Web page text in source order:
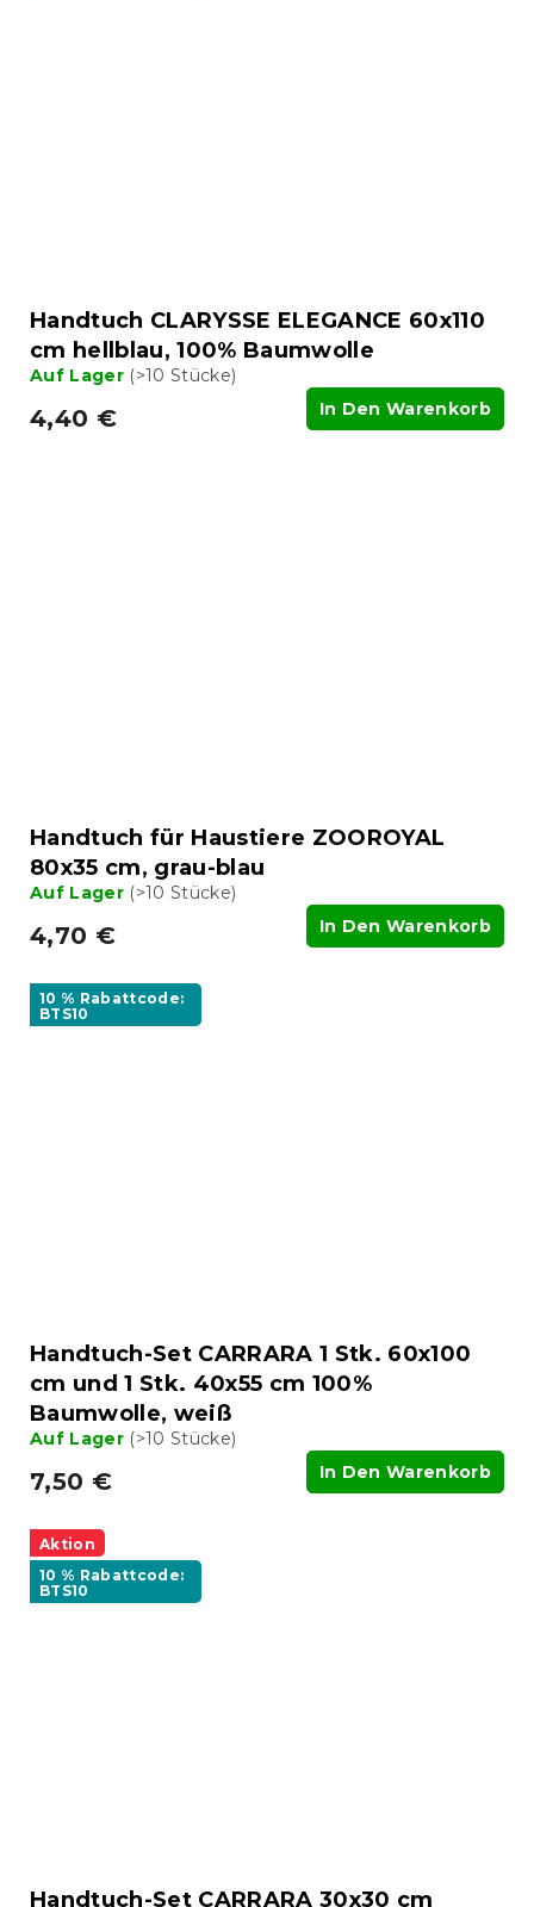
Handtuch CLARYSSE ELEGANCE 60x110
cm hellblau, 100% Baumwolle
Auf Lager (>10 Stücke)
4,40 € In Den Warenkorb
Handtuch für Haustiere ZOOROYAL
80x35 cm, grau-blau
Auf Lager (>10 Stücke)
4,70 € In Den Warenkorb
10 % Rabattcode:
BTS10
Handtuch-Set CARRARA 1 Stk. 60x100
cm und 1 Stk. 40x55 cm 100%
Baumwolle, weiß
Auf Lager (>10 Stücke)
7,50 € In Den Warenkorb
Aktion
10 % Rabattcode:
BTS10
Handtuch-Set CARRARA 30x30 cm